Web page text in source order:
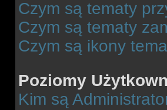
Czym są tematy
Czym są tematy
Czym są ikony
Poziomy
Kim są